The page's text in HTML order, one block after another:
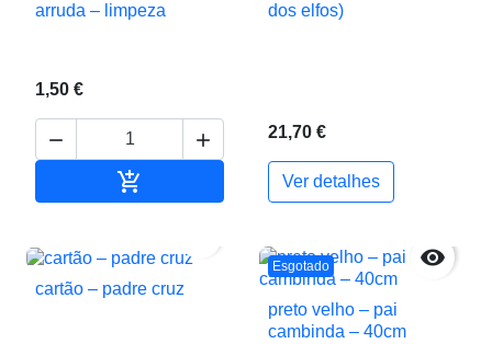
arruda – limpeza
1,50 €
 
 Adicionar ao carrinho
dos elfos)
21,70 €
Ver detalhes
cartão – padre cruz
Esgotado 
preto velho – pai
cambinda – 40cm